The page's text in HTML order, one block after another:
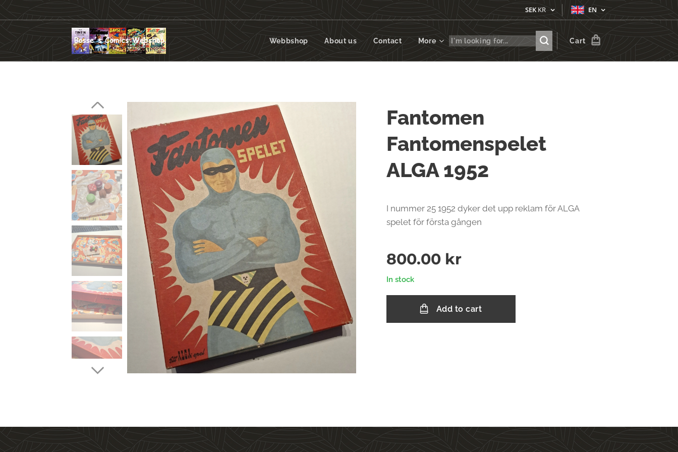
SEKKR EN
Webbshop About us Contact More Cart
Fantomen
Fantomenspelet
ALGA 1952
I nummer 25 1952 dyker det upp reklam för ALGA
spelet för första gången
800.00 kr
In stock
Add to cart